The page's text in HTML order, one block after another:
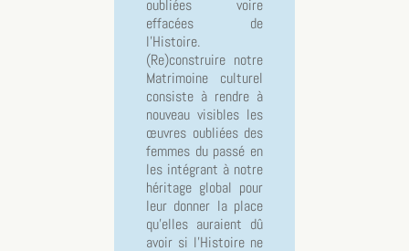
oubliées voire
effacées de
l’Histoire.
(Re)construire notre
Matrimoine culturel
consiste à rendre à
nouveau visibles les
œuvres oubliées des
femmes du passé en
les intégrant à notre
héritage global pour
leur donner la place
qu’elles auraient dû
avoir si l’Histoire ne